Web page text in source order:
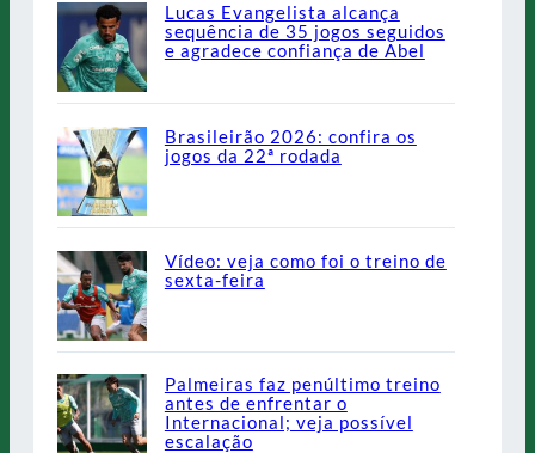
Lucas Evangelista alcança
sequência de 35 jogos seguidos
e agradece confiança de Abel
Brasileirão 2026: confira os
jogos da 22ª rodada
Vídeo: veja como foi o treino de
sexta-feira
Palmeiras faz penúltimo treino
antes de enfrentar o
Internacional; veja possível
escalação